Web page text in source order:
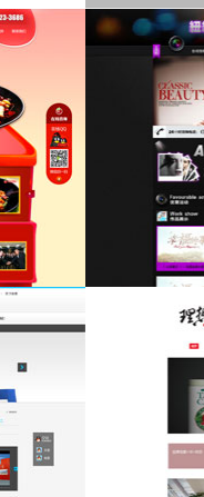
沈大建筑
纽约纽约摄影